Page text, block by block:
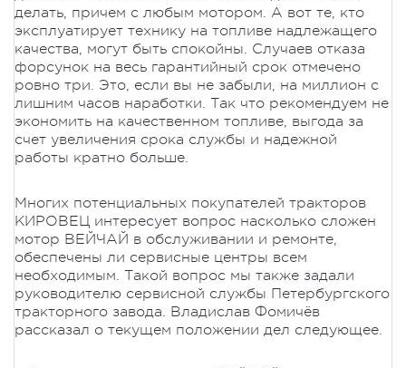
делать, причем с любым мотором. А вот те, кто
эксплуатирует технику на топливе надлежащего
качества, могут быть спокойны. Случаев отказа
форсунок на весь гарантийный срок отмечено
ровно три. Это, если вы не забыли, на миллион с
лишним часов наработки. Так что рекомендуем не
экономить на качественном топливе, выгода за
счет увеличения срока службы и надежной
работы кратно больше.
Многих потенциальных покупателей тракторов
КИРОВЕЦ интересует вопрос насколько сложен
мотор ВЕЙЧАЙ в обслуживании и ремонте,
обеспечены ли сервисные центры всем
необходимым. Такой вопрос мы также задали
руководителю сервисной службы Петербургского
тракторного завода. Владислав Фомичёв
рассказал о текущем положении дел следующее.